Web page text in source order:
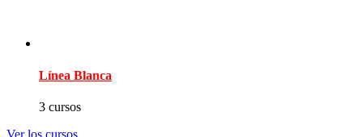
Línea Blanca
3 cursos
Ver los cursos